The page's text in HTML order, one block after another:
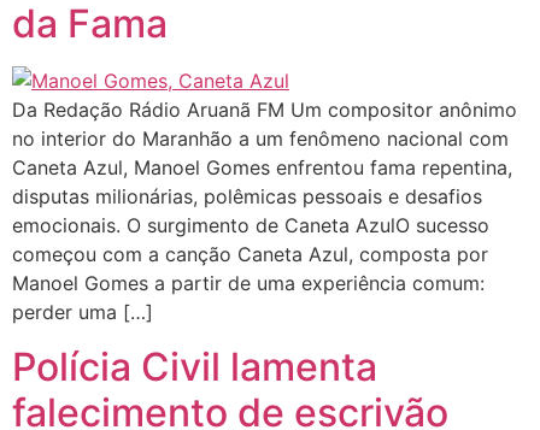
da Fama
Da Redação Rádio Aruanã FM Um compositor anônimo
no interior do Maranhão a um fenômeno nacional com
Caneta Azul, Manoel Gomes enfrentou fama repentina,
disputas milionárias, polêmicas pessoais e desafios
emocionais. O surgimento de Caneta AzulO sucesso
começou com a canção Caneta Azul, composta por
Manoel Gomes a partir de uma experiência comum:
perder uma […]
Polícia Civil lamenta
falecimento de escrivão